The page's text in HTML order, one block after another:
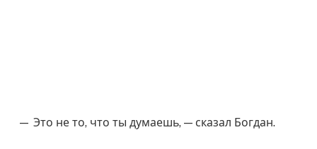
— Это не то, что ты думаешь, — сказал Богдан.